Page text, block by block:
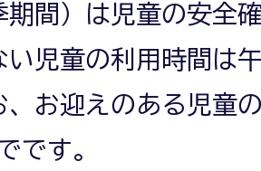
期間）は児童の安全
い児童の利用時間は
、お迎えのある児童
です。